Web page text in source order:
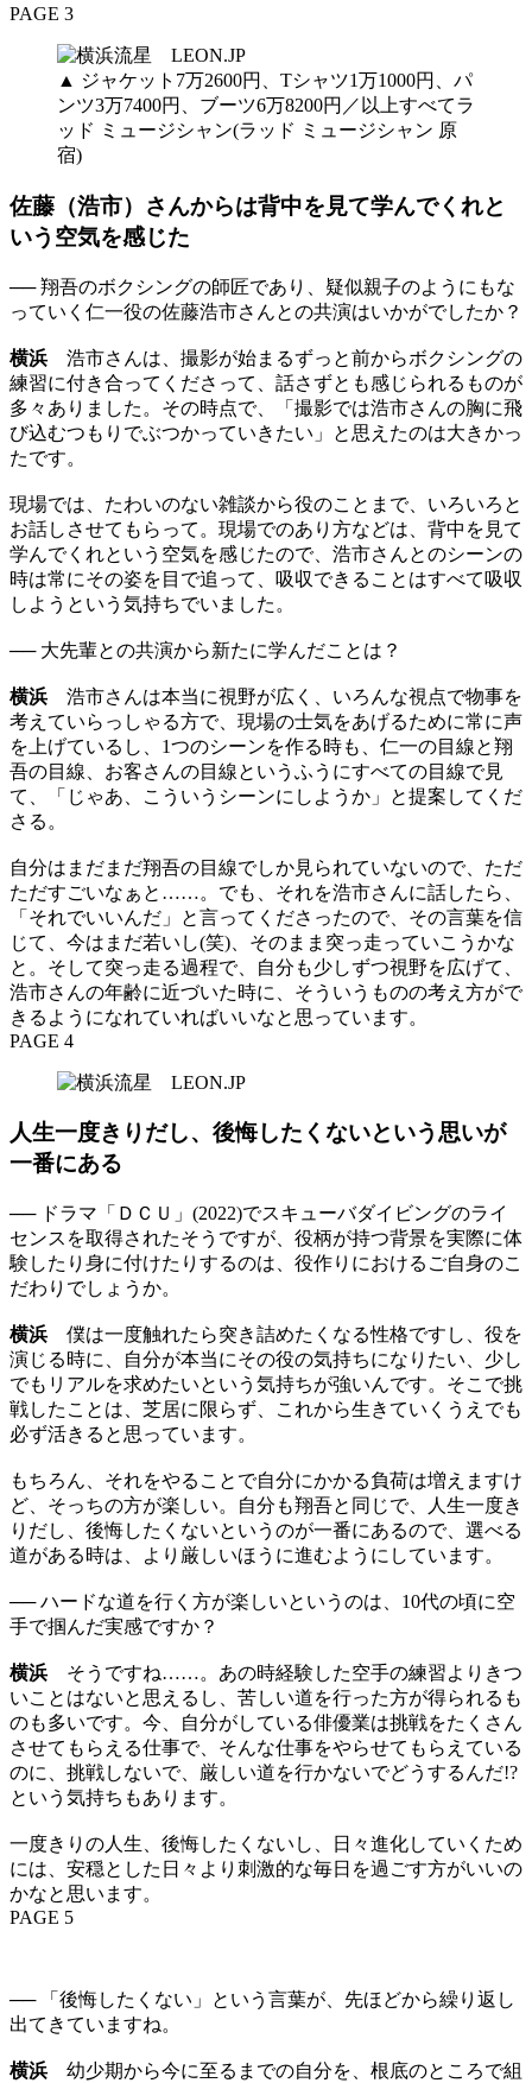
PAGE 3
▲ ジャケット7万2600円、Tシャツ1万1000円、パ
ンツ3万7400円、ブーツ6万8200円／以上すべてラ
ッド ミュージシャン(ラッド ミュージシャン 原
宿)
佐藤（浩市）さんからは背中を見て学んでくれと
いう空気を感じた
── 翔吾のボクシングの師匠であり、疑似親子のようにもな
っていく仁一役の佐藤浩市さんとの共演はいかがでしたか？
横浜浩市さんは、撮影が始まるずっと前からボクシングの
練習に付き合ってくださって、話さずとも感じられるものが
多々ありました。その時点で、「撮影では浩市さんの胸に飛
び込むつもりでぶつかっていきたい」と思えたのは大きかっ
たです。
現場では、たわいのない雑談から役のことまで、いろいろと
お話しさせてもらって。現場でのあり方などは、背中を見て
学んでくれという空気を感じたので、浩市さんとのシーンの
時は常にその姿を目で追って、吸収できることはすべて吸収
しようという気持ちでいました。
── 大先輩との共演から新たに学んだことは？
横浜浩市さんは本当に視野が広く、いろんな視点で物事を
考えていらっしゃる方で、現場の士気をあげるために常に声
を上げているし、1つのシーンを作る時も、仁一の目線と翔
吾の目線、お客さんの目線というふうにすべての目線で見
て、「じゃあ、こういうシーンにしようか」と提案してくだ
さる。
自分はまだまだ翔吾の目線でしか見られていないので、ただ
ただすごいなぁと……。でも、それを浩市さんに話したら、
「それでいいんだ」と言ってくださったので、その言葉を信
じて、今はまだ若いし(笑)、そのまま突っ走っていこうかな
と。そして突っ走る過程で、自分も少しずつ視野を広げて、
浩市さんの年齢に近づいた時に、そういうものの考え方がで
きるようになれていればいいなと思っています。
PAGE 4
人生一度きりだし、後悔したくないという思いが
一番にある
── ドラマ「ＤＣＵ」(2022)でスキューバダイビングのライ
センスを取得されたそうですが、役柄が持つ背景を実際に体
験したり身に付けたりするのは、役作りにおけるご自身のこ
だわりでしょうか。
横浜僕は一度触れたら突き詰めたくなる性格ですし、役を
演じる時に、自分が本当にその役の気持ちになりたい、少し
でもリアルを求めたいという気持ちが強いんです。そこで挑
戦したことは、芝居に限らず、これから生きていくうえでも
必ず活きると思っています。
もちろん、それをやることで自分にかかる負荷は増えますけ
ど、そっちの方が楽しい。自分も翔吾と同じで、人生一度き
りだし、後悔したくないというのが一番にあるので、選べる
道がある時は、より厳しいほうに進むようにしています。
── ハードな道を行く方が楽しいというのは、10代の頃に空
手で掴んだ実感ですか？
横浜そうですね……。あの時経験した空手の練習よりきつ
いことはないと思えるし、苦しい道を行った方が得られるも
のも多いです。今、自分がしている俳優業は挑戦をたくさん
させてもらえる仕事で、そんな仕事をやらせてもらえている
のに、挑戦しないで、厳しい道を行かないでどうするんだ!?
という気持ちもあります。
一度きりの人生、後悔したくないし、日々進化していくため
には、安穏とした日々より刺激的な毎日を過ごす方がいいの
かなと思います。
PAGE 5
── 「後悔したくない」という言葉が、先ほどから繰り返し
出てきていますね。
横浜幼少期から今に至るまでの自分を、根底のところで組